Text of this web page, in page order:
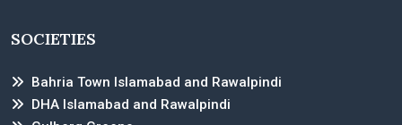
SOCIETIES
Bahria Town Islamabad and Rawalpindi
DHA Islamabad and Rawalpindi